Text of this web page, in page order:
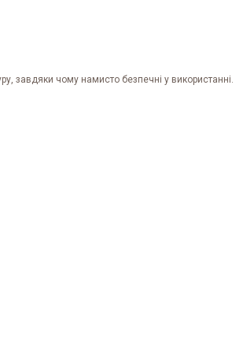
завдяки чому намисто безпечні у використанні.